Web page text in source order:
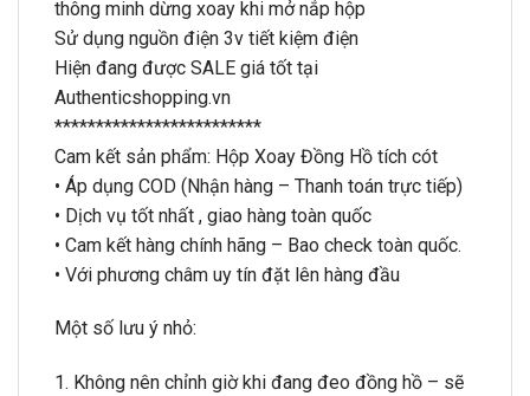
thông minh dừng xoay khi mở nắp hộp
Sử dụng nguồn điện 3v tiết kiệm điện
Hiện đang được SALE giá tốt tại
Authenticshopping.vn
*************************
Cam kết sản phẩm: Hộp Xoay Đồng Hồ tích cót
• Áp dụng COD (Nhận hàng – Thanh toán trực tiếp)
• Dịch vụ tốt nhất , giao hàng toàn quốc
• Cam kết hàng chính hãng – Bao check toàn quốc.
• Với phương châm uy tín đặt lên hàng đầu
Một số lưu ý nhỏ:
1. Không nên chỉnh giờ khi đang đeo đồng hồ – sẽ